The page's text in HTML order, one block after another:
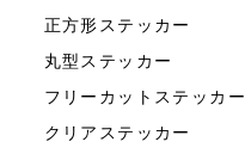
正方形ステッカー
丸型ステッカー
フリーカットステッカー
クリアステッカー